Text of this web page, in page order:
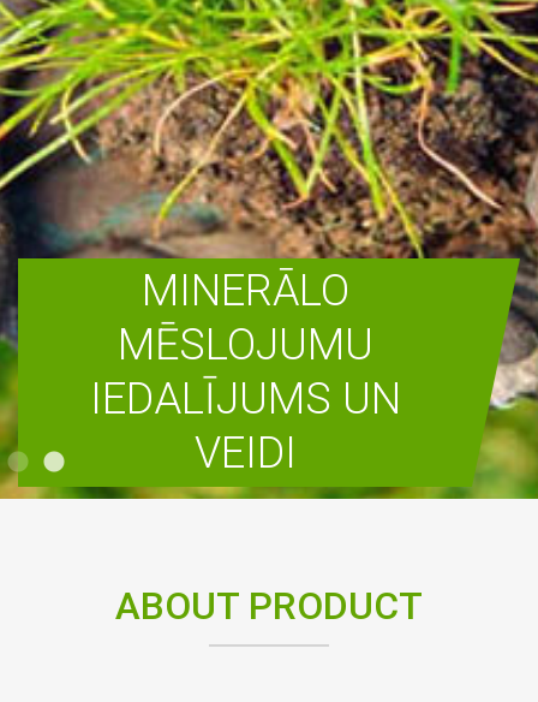
MINERĀLO
MĒSLOJUMU
IEDALĪJUMS UN
VEIDI
ABOUT PRODUCT